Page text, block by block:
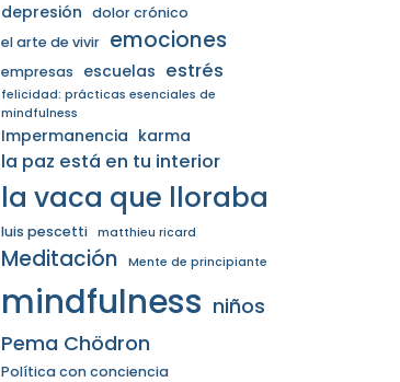
depresión dolor crónico
el arte de vivir
emociones
empresas escuelas estrés
felicidad: prácticas esenciales de
mindfulness
Impermanencia karma
la paz está en tu interior
la vaca que lloraba
luis pescetti matthieu ricard
Meditación Mente de principiante
mindfulness niños
Pema Chödron
Política con conciencia